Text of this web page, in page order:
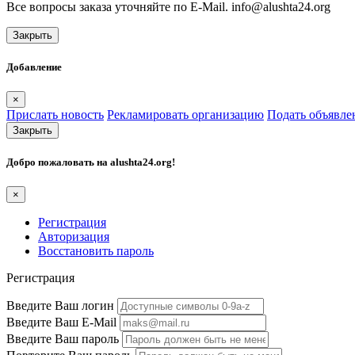
Все вопросы заказа уточняйте по E-Mail. info@alushta24.org
Закрыть
Добавление
×
Прислать новость Рекламировать организацию Подать
Закрыть
Добро пожаловать на alushta24.org!
×
Регистрация
Авторизация
Восстановить пароль
Регистрация
Введите Ваш логин
Введите Ваш E-Mail
Введите Ваш пароль